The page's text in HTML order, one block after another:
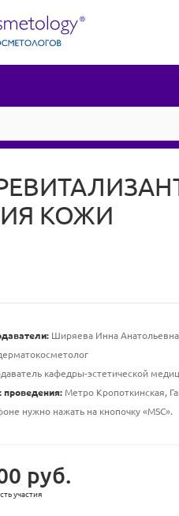
КОЖИ
Ширяева Инна
кафедры-эстетической
проведения:Метро Кропоткинская,
нужно нажать на кнопочку «MSC».
руб.
участия